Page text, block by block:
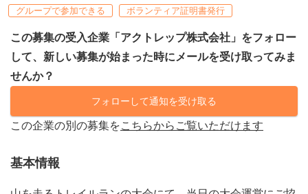
グループで参加できる
ボランティア証明書発行
この募集の受入企業「アクトレップ株式会社」をフォロー
して、新しい募集が始まった時にメールを受け取ってみま
せんか？
フォローして通知を受け取る
この企業の別の募集をこちらからご覧いただけます
基本情報